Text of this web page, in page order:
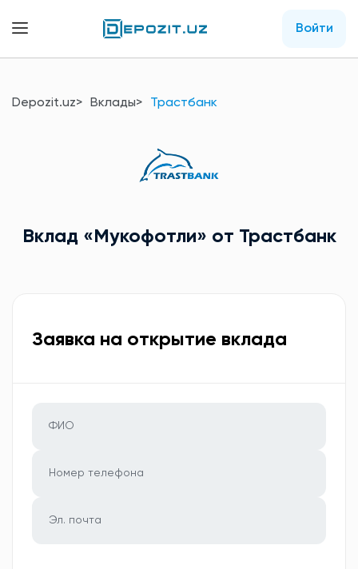
Войти
Depozit.uz Вклады Трастбанк
Вклад «Мукофотли» от Трастбанк
Заявка на открытие вклада